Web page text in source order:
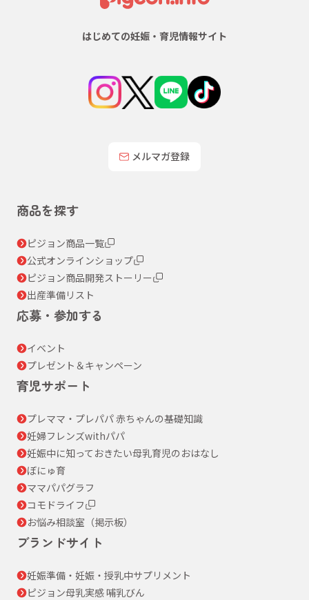
はじめての妊娠・育児情報サイト
メルマガ登録
商品を探す
ピジョン商品一覧
公式オンラインショップ
ピジョン商品開発ストーリー
出産準備リスト
応募・参加する
イベント
プレゼント＆キャンペーン
育児サポート
プレママ・プレパパ 赤ちゃんの基礎知識
妊婦フレンズwithパパ
妊娠中に知っておきたい母乳育児のおはなし
ぼにゅ育
ママパパグラフ
コモドライフ
お悩み相談室（掲示板）
ブランドサイト
妊娠準備・妊娠・授乳中サプリメント
ピジョン母乳実感 哺乳びん